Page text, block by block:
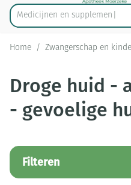
Product, merk, categorie...
Medic
Home / Zwangerschap en
Droge huid -
- gevoelige
Filteren